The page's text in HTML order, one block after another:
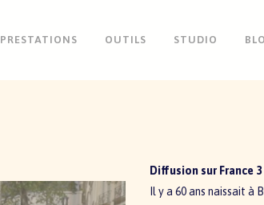
PRESTATIONS OUTILS STUDIO
Diffusion sur France 3
Il y a 60 ans naissait à